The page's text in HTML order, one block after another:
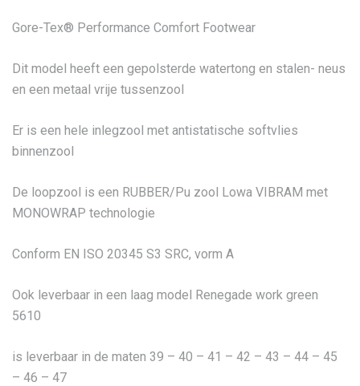
Gore-Tex® Performance Comfort Footwear
Dit model heeft een gepolsterde watertong en stalen- neus
en een metaal vrije tussenzool
Er is een hele inlegzool met antistatische softvlies
binnenzool
De loopzool is een RUBBER/Pu zool Lowa VIBRAM met
MONOWRAP technologie
Conform EN ISO 20345 S3 SRC, vorm A
Ook leverbaar in een laag model Renegade work green
5610
is leverbaar in de maten 39 – 40 – 41 – 42 – 43 – 44 – 45
– 46 – 47